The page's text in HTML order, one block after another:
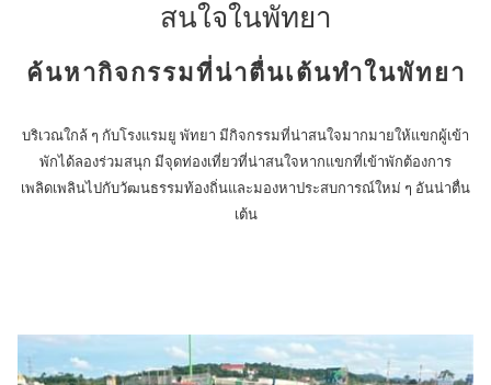
สนใจในพัทยา
ค้นหากิจกรรมที่น่าตื่นเต้นทำในพัทยา
บริเวณใกล้ ๆ กับโรงแรมยู พัทยา มีกิจกรรมที่น่าสนใจมากมายให้แขกผู้เข้า
พักได้ลองร่วมสนุก มีจุดท่องเที่ยวที่น่าสนใจหากแขกที่เข้าพักต้องการ
เพลิดเพลินไปกับวัฒนธรรมท้องถิ่นและมองหาประสบการณ์ใหม่ ๆ อันน่าตื่น
เต้น